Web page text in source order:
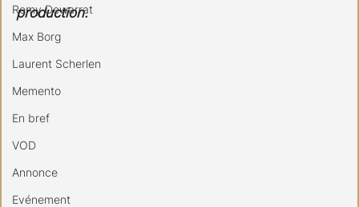
Remy Dewarrat
Max Borg
Laurent Scherlen
Memento
En bref
VOD
Annonce
Evénement
production.